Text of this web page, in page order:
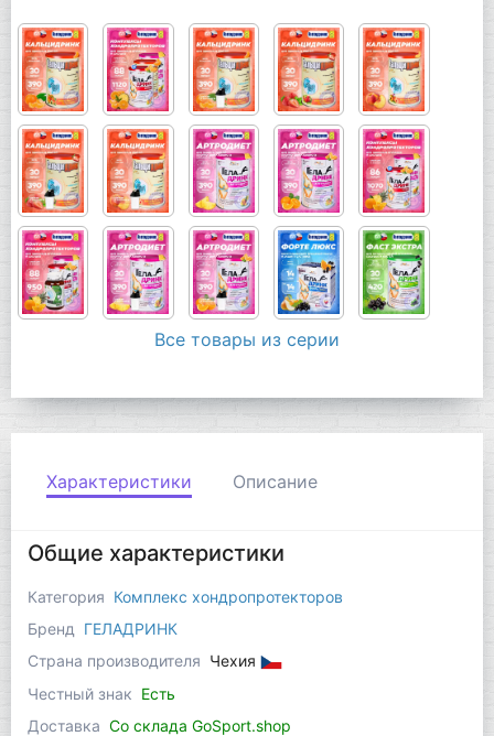
Все товары из серии
Характеристики Описание
Общие характеристики
Категория Комплекс хондропротекторов
Бренд
ГЕЛАДРИНК
Страна производителя Чехия
Честный знак Есть
Доставка Со склада GoSport.shop